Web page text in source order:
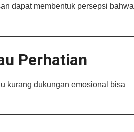
dapat membentuk persepsi bahwa
Perhatian
kurang dukungan emosional bisa